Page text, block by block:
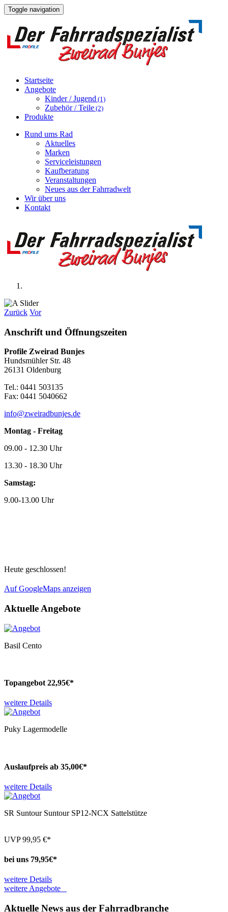
Toggle navigation
Startseite
Angebote
Kinder / Jugend (1)
Zubehör / Teile (2)
Produkte
Rund ums Rad
Aktuelles
Marken
Serviceleistungen
Kaufberatung
Veranstaltungen
Neues aus der Fahrradwelt
Wir über uns
Kontakt
Zurück Vor
Anschrift und Öffnungszeiten
Profile Zweirad Bunjes
Hundsmühler Str. 48
26131 Oldenburg
Tel.: 0441 503135
Fax: 0441 5040662
info@zweiradbunjes.de
Montag - Freitag
09.00 - 12.30 Uhr
13.30 - 18.30 Uhr
Samstag:
9.00-13.00 Uhr
Heute geschlossen!
Auf GoogleMaps anzeigen
Aktuelle Angebote
Basil Cento
Topangebot 22,95€*
weitere Details
Puky Lagermodelle
Auslaufpreis ab 35,00€*
weitere Details
SR Suntour Suntour SP12-NCX Sattelstütze
UVP99,95 €*
bei uns 79,95€*
weitere Details
weitere Angebote
Aktuelle News aus der Fahrradbranche